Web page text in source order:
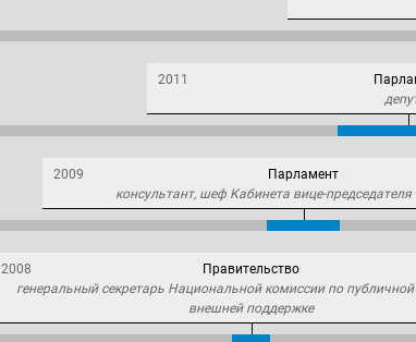
2011
2009 Парламент
консультант, шеф Кабинета вице-
2008 Правительство
генеральный секретарь Национальной комиссии по публичной
внешней поддержке